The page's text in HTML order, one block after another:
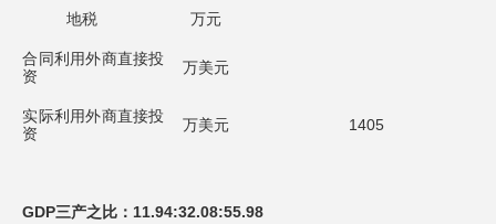
地税 万元
合同利用外商直接投
资
万美元
实际利用外商直接投
资
万美元 1405
GDP三产之比： 11.94:32.08:55.98